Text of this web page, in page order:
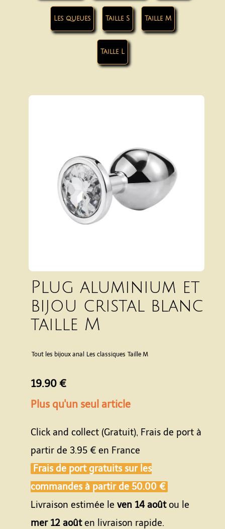
Les queues Taille S Taille M
Taille L
Plug aluminium et
bijou cristal blanc
taille M
Tout les bijoux anal Les classiques Taille M
19.90 €
Plus qu'un seul article
Click and collect (Gratuit), Frais de port à
partir de 3.95 € en France
Frais de port gratuits sur les
commandes à partir de 50.00 €
Livraison estimée le ven 14 aoûtou le
mer 12 aoûten livraison rapide.